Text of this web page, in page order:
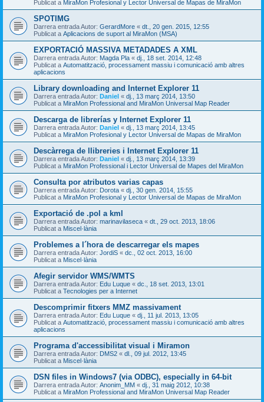
Publicat a MiraMon Profesional y Lector Universal de Mapas de MiraMon
SPOTIMG
Darrera entrada Autor: GerardMore « dt., 20 gen. 2015, 12:55
Publicat a Aplicacions de suport al MiraMon (MSA)
EXPORTACIÓ MASSIVA METADADES A XML
Darrera entrada Autor: Magda Pla « dj., 18 set. 2014, 12:48
Publicat a Automatització, processament massiu i comunicació amb altres
aplicacions
Library downloading and Internet Explorer 11
Darrera entrada Autor: Daniel « dj., 13 març 2014, 13:50
Publicat a MiraMon Professional and MiraMon Universal Map Reader
Descarga de librerías y Internet Explorer 11
Darrera entrada Autor: Daniel « dj., 13 març 2014, 13:45
Publicat a MiraMon Profesional y Lector Universal de Mapas de MiraMon
Descàrrega de llibreries i Internet Explorer 11
Darrera entrada Autor: Daniel « dj., 13 març 2014, 13:39
Publicat a MiraMon Professional i Lector Universal de Mapes del MiraMon
Consulta por atributos varias capas
Darrera entrada Autor: Dorota « dj., 30 gen. 2014, 15:55
Publicat a MiraMon Profesional y Lector Universal de Mapas de MiraMon
Exportació de .pol a kml
Darrera entrada Autor: marinavilaseca « dt., 29 oct. 2013, 18:06
Publicat a Miscel·lània
Problemes a l´hora de descarregar els mapes
Darrera entrada Autor: JordiS « dc., 02 oct. 2013, 16:00
Publicat a Miscel·lània
Afegir servidor WMS/WMTS
Darrera entrada Autor: Edu Luque « dc., 18 set. 2013, 13:01
Publicat a Tecnologies per a Internet
Descomprimir fitxers MMZ massivament
Darrera entrada Autor: Edu Luque « dj., 11 jul. 2013, 13:05
Publicat a Automatització, processament massiu i comunicació amb altres
aplicacions
Programa d'accessibilitat visual i Miramon
Darrera entrada Autor: DMS2 « dl., 09 jul. 2012, 13:45
Publicat a Miscel·lània
DSN files in Windows7 (via ODBC), especially in 64-bit
Darrera entrada Autor: Anonim_MM « dj., 31 maig 2012, 10:38
Publicat a MiraMon Professional and MiraMon Universal Map Reader